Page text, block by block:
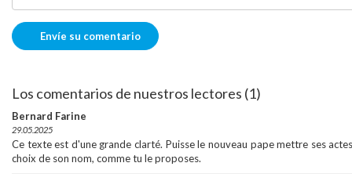
Los comentarios de nuestros lectores (1)
Bernard Farine
29.05.2025
Ce texte est d'une grande clarté. Puisse le nouveau pape mettre ses
choix de son nom, comme tu le proposes.